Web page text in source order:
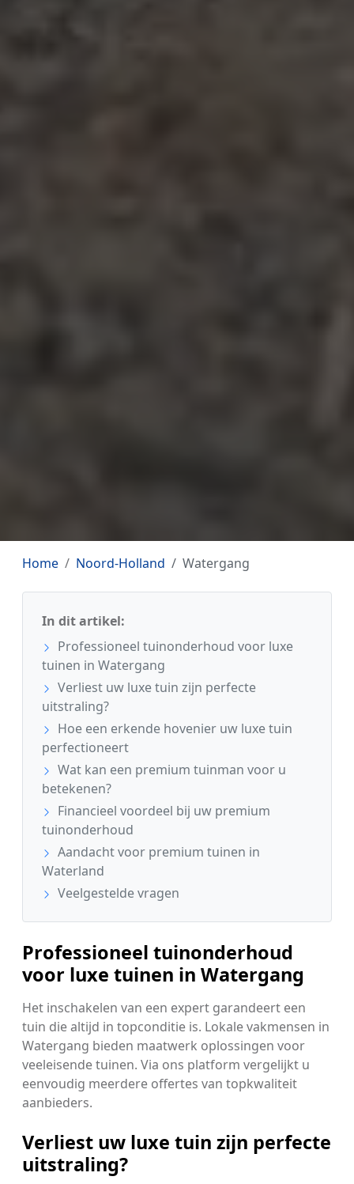
Home Noord-Holland Watergang
In dit artikel:
Professioneel tuinonderhoud voor luxe
tuinen in Watergang
Verliest uw luxe tuin zijn perfecte
uitstraling?
Hoe een erkende hovenier uw luxe tuin
perfectioneert
Wat kan een premium tuinman voor u
betekenen?
Financieel voordeel bij uw premium
tuinonderhoud
Aandacht voor premium tuinen in
Waterland
Veelgestelde vragen
Professioneel tuinonderhoud
voor luxe tuinen in Watergang
Het inschakelen van een expert garandeert een
tuin die altijd in topconditie is. Lokale vakmensen in
Watergang bieden maatwerk oplossingen voor
veeleisende tuinen. Via ons platform vergelijkt u
eenvoudig meerdere offertes van topkwaliteit
aanbieders.
Verliest uw luxe tuin zijn perfecte
uitstraling?